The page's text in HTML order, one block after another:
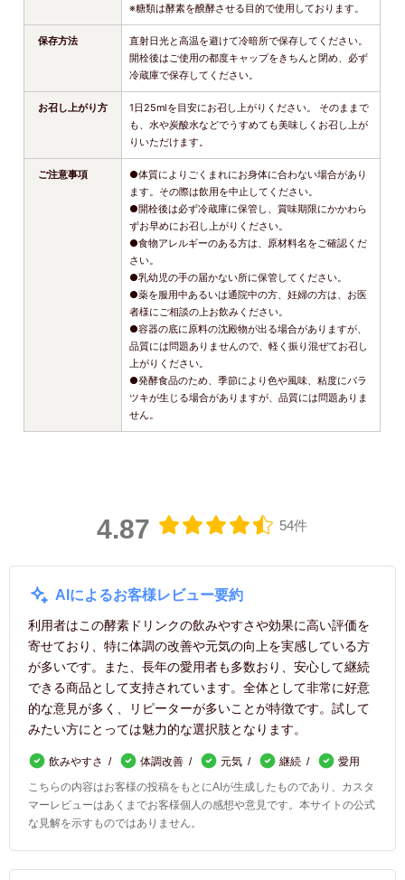
※糖類は酵素を醗酵させる目的で使用しております。
保存方法
直射日光と高温を避けて冷暗所で保存してください。
開栓後はご使用の都度キャップをきちんと閉め、必ず
冷蔵庫で保存してください。
お召し上がり方
1日25mlを目安にお召し上がりください。 そのままで
も、水や炭酸水などでうすめても美味しくお召し上が
りいただけます。
ご注意事項
●体質によりごくまれにお身体に合わない場合があり
ます。その際は飲用を中止してください。
●開栓後は必ず冷蔵庫に保管し、賞味期限にかかわら
ずお早めにお召し上がりください。
●食物アレルギーのある方は、原材料名をご確認くだ
さい。
●乳幼児の手の届かない所に保管してください。
●薬を服用中あるいは通院中の方、妊婦の方は、お医
者様にご相談の上お飲みください。
●容器の底に原料の沈殿物が出る場合がありますが、
品質には問題ありませんので、軽く振り混ぜてお召し
上がりください。
●発酵食品のため、季節により色や風味、粘度にバラ
ツキが生じる場合がありますが、品質には問題ありま
せん。
4.87 54件
AIによるお客様レビュー要約
利用者はこの酵素ドリンクの飲みやすさや効果に高い評価を
寄せており、特に体調の改善や元気の向上を実感している方
が多いです。また、長年の愛用者も多数おり、安心して継続
できる商品として支持されています。全体として非常に好意
的な意見が多く、リピーターが多いことが特徴です。試して
みたい方にとっては魅力的な選択肢となります。
飲みやすさ 体調改善 元気 継続
愛用
こちらの内容はお客様の投稿をもとにAIが生成したものであり、カスタ
マーレビューはあくまでお客様個人の感想や意見です。本サイトの公式
な見解を示すものではありません。